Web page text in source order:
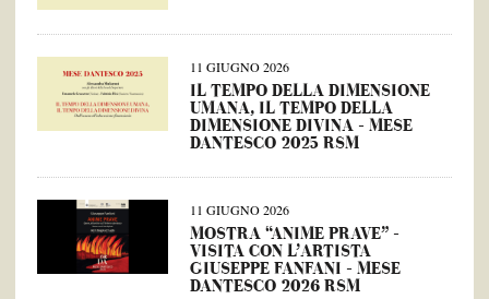
11 GIUGNO 2026
IL TEMPO DELLA DIMENSIONE
UMANA, IL TEMPO DELLA
DIMENSIONE DIVINA – MESE
DANTESCO 2025 RSM
11 GIUGNO 2026
MOSTRA “ANIME PRAVE” –
VISITA CON L’ARTISTA
GIUSEPPE FANFANI – MESE
DANTESCO 2026 RSM